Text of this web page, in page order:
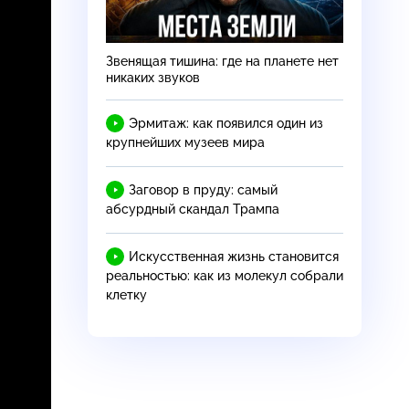
Звенящая тишина: где на планете нет
никаких звуков
Эрмитаж: как появился один из
крупнейших музеев мира
Заговор в пруду: самый
абсурдный скандал Трампа
Искусственная жизнь становится
реальностью: как из молекул собрали
клетку